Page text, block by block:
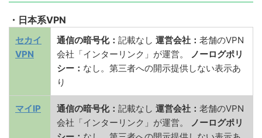
・日本系VPN
セカイ
VPN
通信の暗号化： 記載なし 運営会社： 老舗のVPN
会社「インターリンク」が運営。
ノーログポリ
シー： なし。第三者への開示提供しない表示あ
り
マイIP 通信の暗号化： 記載なし 運営会社： 老舗のVPN
会社「インターリンク」が運営。
ノーログポリ